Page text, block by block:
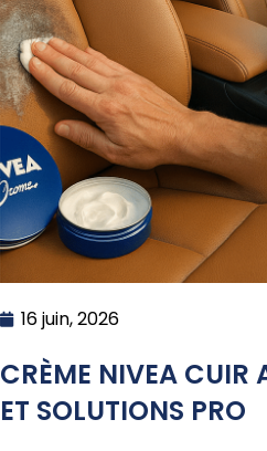
16 juin, 2026
CRÈME NIVEA CUIR
ET SOLUTIONS PRO